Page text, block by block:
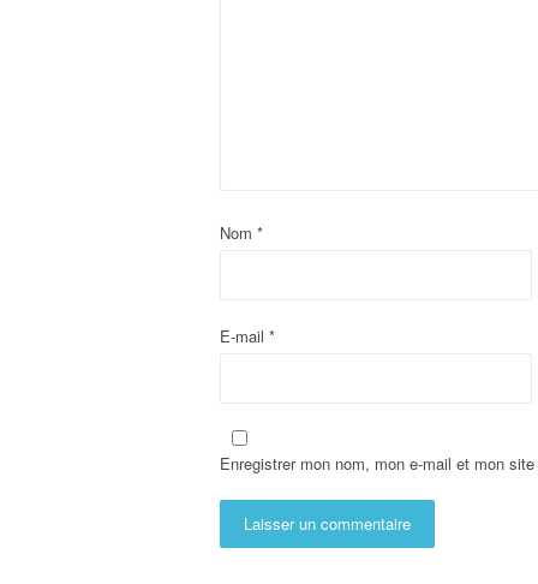
Nom *
E-mail *
Enregistrer mon nom, mon e-mail et mon